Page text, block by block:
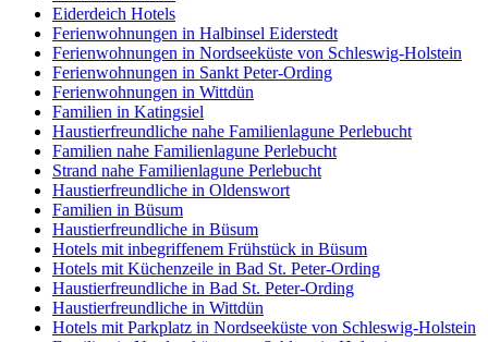
Eiderdeich Hotels
Ferienwohnungen in Halbinsel Eiderstedt
Ferienwohnungen in Nordseeküste von Schleswig-Holstein
Ferienwohnungen in Sankt Peter-Ording
Ferienwohnungen in Wittdün
Familien in Katingsiel
Haustierfreundliche nahe Familienlagune Perlebucht
Familien nahe Familienlagune Perlebucht
Strand nahe Familienlagune Perlebucht
Haustierfreundliche in Oldenswort
Familien in Büsum
Haustierfreundliche in Büsum
Hotels mit inbegriffenem Frühstück in Büsum
Hotels mit Küchenzeile in Bad St. Peter-Ording
Haustierfreundliche in Bad St. Peter-Ording
Haustierfreundliche in Wittdün
Hotels mit Parkplatz in Nordseeküste von Schleswig-Holstein